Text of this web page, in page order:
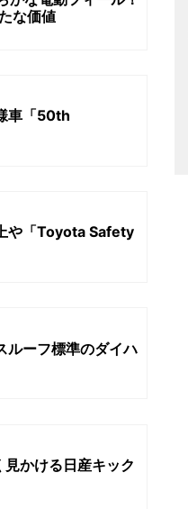
な価値
車「50th
や「Toyota Safety
ルーフ標準のダイハ
かける日産キック